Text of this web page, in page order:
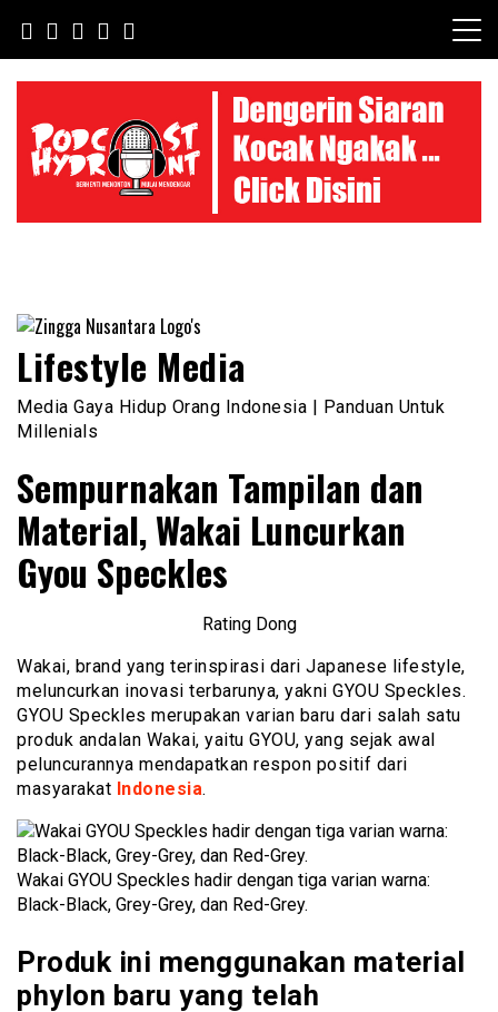
content
Lifestyle Media
Media Gaya Hidup Orang Indonesia | Panduan Untuk
Millenials
Sempurnakan Tampilan dan
Material, Wakai Luncurkan
Gyou Speckles
Rating Dong
Wakai, brand yang terinspirasi dari Japanese lifestyle,
meluncurkan inovasi terbarunya, yakni GYOU Speckles.
GYOU Speckles merupakan varian baru dari salah satu
produk andalan Wakai, yaitu GYOU, yang sejak awal
peluncurannya mendapatkan respon positif dari
masyarakat Indonesia.
Wakai GYOU Speckles hadir dengan tiga varian warna:
Black-Black, Grey-Grey, dan Red-Grey.
Produk ini menggunakan material
phylon baru yang telah